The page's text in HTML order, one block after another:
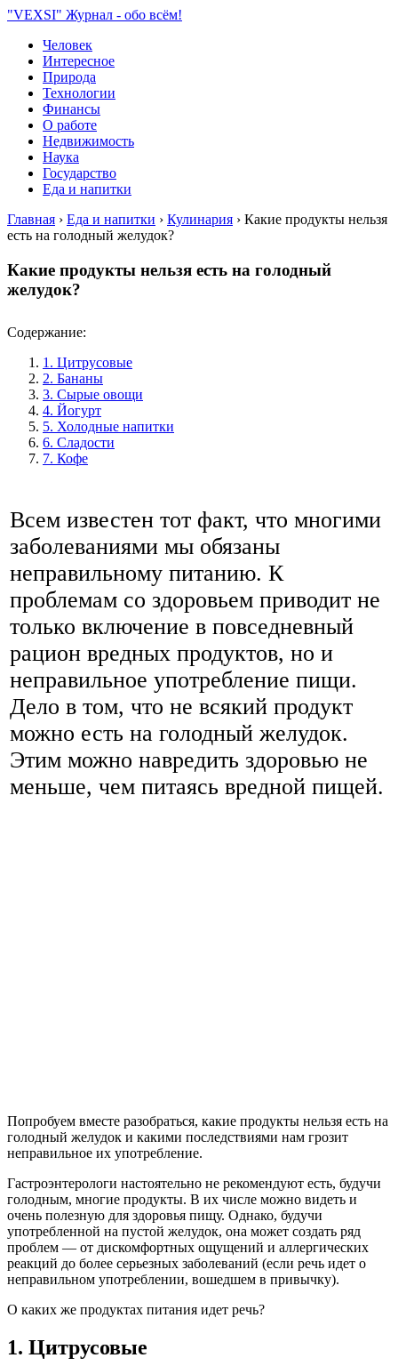
"VEXSI" Журнал - обо всём!
Человек
Интересное
Природа
Технологии
Финансы
О работе
Недвижимость
Наука
Государство
Еда и напитки
Главная › Еда и напитки › Кулинария › Какие продукты нельзя
есть на голодный желудок?
Какие продукты нельзя есть на голодный
желудок?
Содержание:
1. Цитрусовые
2. Бананы
3. Сырые овощи
4. Йогурт
5. Холодные напитки
6. Сладости
7. Кофе
Всем известен тот факт, что многими
заболеваниями мы обязаны
неправильному питанию. К
проблемам со здоровьем приводит не
только включение в повседневный
рацион вредных продуктов, но и
неправильное употребление пищи.
Дело в том, что не всякий продукт
можно есть на голодный желудок.
Этим можно навредить здоровью не
меньше, чем питаясь вредной пищей.
Попробуем вместе разобраться, какие продукты нельзя есть на
голодный желудок и какими последствиями нам грозит
неправильное их употребление.
Гастроэнтерологи настоятельно не рекомендуют есть, будучи
голодным, многие продукты. В их числе можно видеть и
очень полезную для здоровья пищу. Однако, будучи
употребленной на пустой желудок, она может создать ряд
проблем — от дискомфортных ощущений и аллергических
реакций до более серьезных заболеваний (если речь идет о
неправильном употреблении, вошедшем в привычку).
О каких же продуктах питания идет речь?
1. Цитрусовые